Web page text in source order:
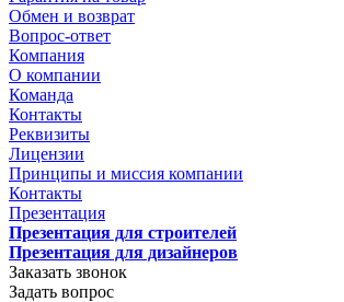
Обмен и возврат
Вопрос-ответ
Компания
О компании
Команда
Контакты
Реквизиты
Лицензии
Принципы и миссия компании
Контакты
Презентация
Презентация для строителей
Презентация для дизайнеров
Заказать звонок
Задать вопрос